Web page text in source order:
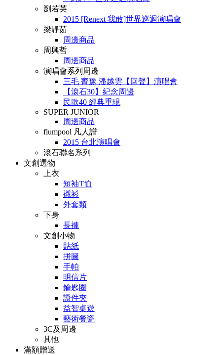
劉若英
2015 [Renext 我敢]世界巡迴演唱會
梁靜茹
周邊商品
周興哲
周邊商品
演唱會系列周邊
三毛 齊豫 潘越雲【回聲】演唱會
【滾石30】紀念周邊
民歌40 經典重現
SUPER JUNIOR
周邊商品
flumpool 凡人譜
2015 台北演唱會
滾石聯名系列
文創選物
上衣
短袖T恤
襯衫
外套類
下身
長褲
文創小物
貼紙
拼圖
手帕
明信片
鑰匙圈
證件夾
益智桌遊
藝術餐瓷
3C及周邊
其他
滿額贈送